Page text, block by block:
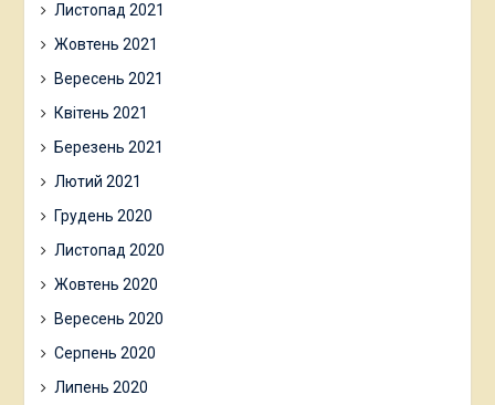
Листопад 2021
Жовтень 2021
Вересень 2021
Квітень 2021
Березень 2021
Лютий 2021
Грудень 2020
Листопад 2020
Жовтень 2020
Вересень 2020
Серпень 2020
Липень 2020